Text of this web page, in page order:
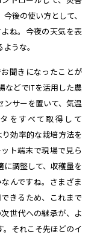
後の使い方として、
ね。今夜の天気を表
うな。
聞きになったことが
などでITを活用した農
ンサーを置いて、気温
をすべて取得して
り効率的な栽培方法を
ト端末で現場で見ら
に調整して、収穫量を
んですね。さまざま
きるため、これまで
世代への継承が、よ
。それこそ先ほどのイ